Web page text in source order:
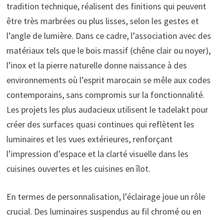
tradition technique, réalisent des finitions qui peuvent
être très marbrées ou plus lisses, selon les gestes et
l’angle de lumière. Dans ce cadre, l’association avec des
matériaux tels que le bois massif (chêne clair ou noyer),
l’inox et la pierre naturelle donne naissance à des
environnements où l’esprit marocain se mêle aux codes
contemporains, sans compromis sur la fonctionnalité.
Les projets les plus audacieux utilisent le tadelakt pour
créer des surfaces quasi continues qui reflètent les
luminaires et les vues extérieures, renforçant
l’impression d’espace et la clarté visuelle dans les
cuisines ouvertes et les cuisines en îlot.
En termes de personnalisation, l’éclairage joue un rôle
crucial. Des luminaires suspendus au fil chromé ou en